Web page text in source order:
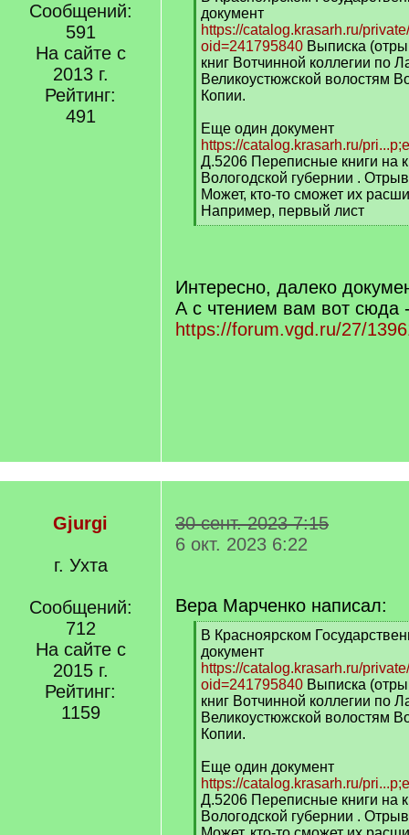
Сообщений:
591
На сайте с
2013 г.
Рейтинг:
491
q
]
документ
https://catalog.krasarh.ru/
oid=241795840 Выписка
книг Вотчинной коллегии по
Великоустюжской волостям
Копии.
Еще один документ
https://catalog.krasarh.ru/
Д.5206 Переписные книги на
Вологодской губернии .
Может, кто-то сможет их
Например, первый лист
[
Интересно, далеко
А с чтением вам вот сюда
https://forum.vgd.ru/27/
Gjurgi
г. Ухта
Сообщений:
712
На сайте с
2015 г.
Рейтинг:
1159
30 сент. 2023 7:15
6 окт. 2023 6:22
Вера Марченко написал:
[
q
]
В Красноярском
документ
https://catalog.krasarh.ru/
oid=241795840 Выписка
книг Вотчинной коллегии по
Великоустюжской волостям
Копии.
Еще один документ
https://catalog.krasarh.ru/
Д.5206 Переписные книги на
Вологодской губернии .